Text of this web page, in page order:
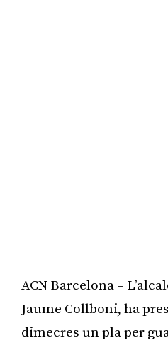
ACN Barcelona –
Jaume Collboni, ha
dimecres un pla per